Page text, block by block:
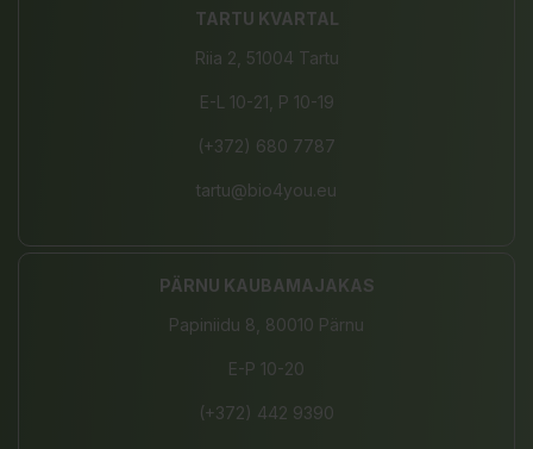
TARTU KVARTAL
Riia 2, 51004 Tartu
E-L 10-21, P 10-19
(+372) 680 7787
tartu@bio4you.eu
PÄRNU KAUBAMAJAKAS
Papiniidu 8, 80010 Pärnu
E-P 10-20
(+372) 442 9390